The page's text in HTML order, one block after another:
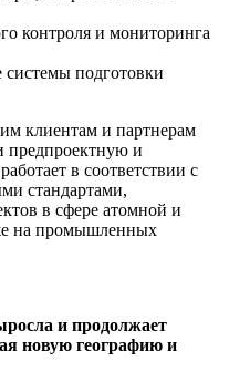
контроля и мониторинга
подготовки
клиентам и партнерам
предпроектную и
в соответствии с
стандартами,
в сфере атомной и
на промышленных
и продолжает
новую географию и